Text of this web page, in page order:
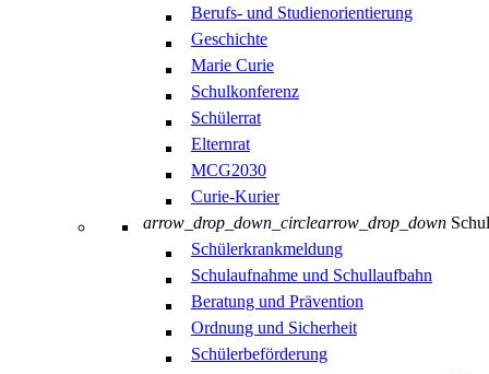
Berufs- und Studienorientierung
Geschichte
Marie Curie
Schulkonferenz
Schülerrat
Elternrat
MCG2030
Curie-Kurier
arrow_drop_down_circlearrow_drop_down
Schülerkrankmeldung
Schulaufnahme und Schullaufbahn
Beratung und Prävention
Ordnung und Sicherheit
Schülerbeförderung